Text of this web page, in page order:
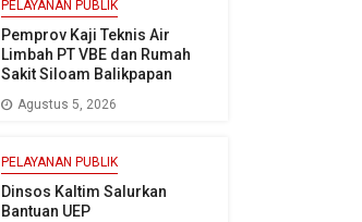
PELAYANAN PUBLIK
Pemprov Kaji Teknis Air
Limbah PT VBE dan Rumah
Sakit Siloam Balikpapan
Agustus 5, 2026
PELAYANAN PUBLIK
Dinsos Kaltim Salurkan
Bantuan UEP